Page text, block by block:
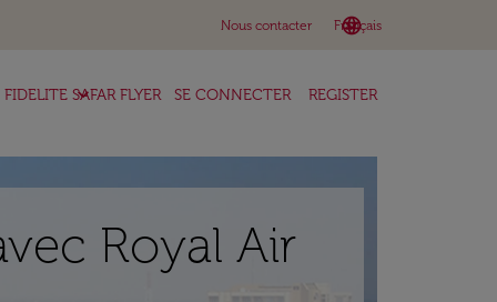
Nous contacter language
Français
keyboard_arrow_down
FIDELITE SAFAR FLYER
keyboard_arrow_down SE CONNECTER REGISTER
Royal Air